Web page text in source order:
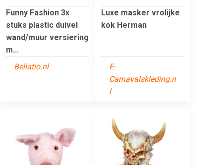
Funny Fashion 3x
stuks plastic duivel
wand/muur versiering
m...
Bellatio.nl
Luxe masker vrolijke
kok Herman
E-
Carnavalskleding.n
l